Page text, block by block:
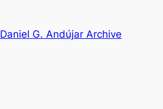
Daniel G. Andújar Archive